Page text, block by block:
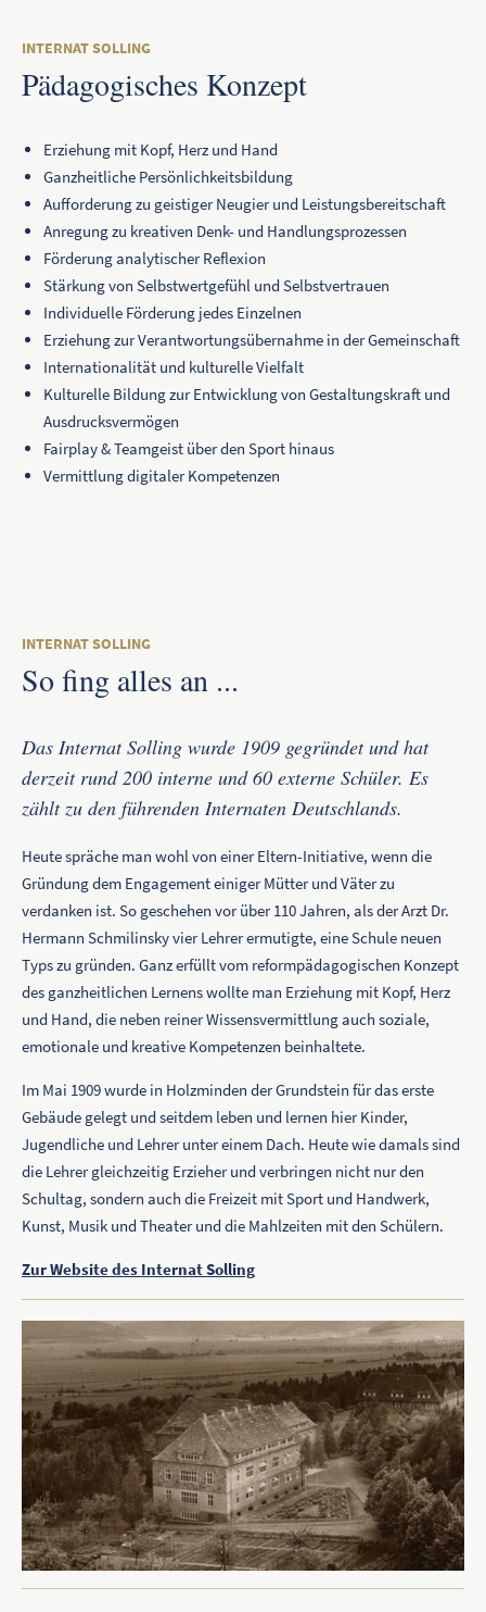
INTERNAT SOLLING
Pädagogisches Konzept
Erziehung mit Kopf, Herz und Hand
Ganzheitliche Persönlichkeitsbildung
Aufforderung zu geistiger Neugier und Leistungsbereitschaft
Anregung zu kreativen Denk- und Handlungsprozessen
Förderung analytischer Reflexion
Stärkung von Selbstwertgefühl und Selbstvertrauen
Individuelle Förderung jedes Einzelnen
Erziehung zur Verantwortungsübernahme in der Gemeinschaft
Internationalität und kulturelle Vielfalt
Kulturelle Bildung zur Entwicklung von Gestaltungskraft und
Ausdrucksvermögen
Fairplay & Teamgeist über den Sport hinaus
Vermittlung digitaler Kompetenzen
INTERNAT SOLLING
So fing alles an ...
Das Internat Solling wurde 1909 gegründet und hat
derzeit rund 200 interne und 60 externe Schüler. Es
zählt zu den führenden Internaten Deutschlands.
Heute spräche man wohl von einer Eltern-Initiative, wenn die
Gründung dem Engagement einiger Mütter und Väter zu
verdanken ist. So geschehen vor über 110 Jahren, als der Arzt Dr.
Hermann Schmilinsky vier Lehrer ermutigte, eine Schule neuen
Typs zu gründen. Ganz erfüllt vom reformpädagogischen Konzept
des ganzheitlichen Lernens wollte man Erziehung mit Kopf, Herz
und Hand, die neben reiner Wissensvermittlung auch soziale,
emotionale und kreative Kompetenzen beinhaltete.
Im Mai 1909 wurde in Holzminden der Grundstein für das erste
Gebäude gelegt und seitdem leben und lernen hier Kinder,
Jugendliche und Lehrer unter einem Dach. Heute wie damals sind
die Lehrer gleichzeitig Erzieher und verbringen nicht nur den
Schultag, sondern auch die Freizeit mit Sport und Handwerk,
Kunst, Musik und Theater und die Mahlzeiten mit den Schülern.
Zur Website des Internat Solling